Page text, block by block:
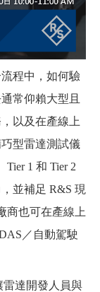
程中，如何驗
常仰賴大型且
以及在產線上
型雷達測試儀
1 和 Tier 2
並補足 R&S 現
商也可在產線上
／自動駕駛
雷達開發人員與